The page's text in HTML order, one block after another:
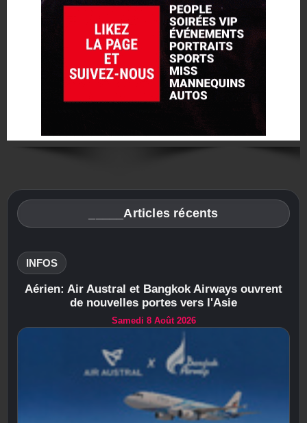
_____Articles récents
INFOS
Aérien: Air Austral et Bangkok Airways ouvrent
de nouvelles portes vers l'Asie
Samedi 8 Août 2026